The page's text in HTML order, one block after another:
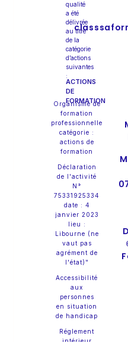
qualité
a été
délivrée
au titre
de la
catégorie
d’actions
suivantes
:
ACTIONS
DE
FORMATION
Organisme de
formation
professionnelle
catégorie :
actions de
formation
Déclaration
de l'activité
N°
75331925334
date : 4
janvier 2023
lieu :
Libourne (ne
vaut pas
agrément de
l'état)"
Accessibilité
aux
personnes
en situation
de handicap
Réglement